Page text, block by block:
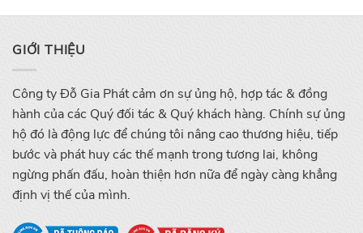
GIỚI THIỆU
Công ty Đỗ Gia Phát cảm ơn sự ủng hộ, hợp tác & đồng
hành của các Quý đối tác & Quý khách hàng. Chính sự ủng
hộ đó là động lực để chúng tôi nâng cao thương hiệu, tiếp
bước và phát huy các thế mạnh trong tương lai, không
ngừng phấn đấu, hoàn thiện hơn nữa để ngày càng khẳng
định vị thế của mình.